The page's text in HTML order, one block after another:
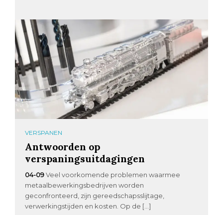
VERSPANEN
Antwoorden op
verspaningsuitdagingen
04-09 Veel voorkomende problemen waarmee
metaalbewerkingsbedrijven worden
geconfronteerd, zijn gereedschapsslijtage,
verwerkingstijden en kosten. Op de […]